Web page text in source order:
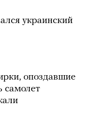
украинский
опоздавшие
самолет